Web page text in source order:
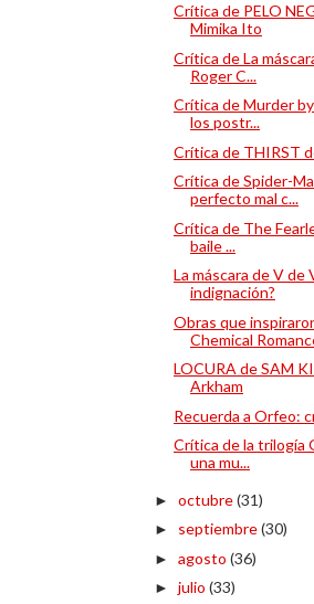
Crítica de PELO
Mimika Ito
Crítica de La
Roger C...
Crítica de Murder
los postr...
Crítica de THIRST
Crítica de Spider-
perfecto mal c...
Crítica de The
baile ...
La máscara de V
indignación?
Obras que
Chemical
LOCURA de SAM
Arkham
Recuerda a Orfeo:
Crítica de la trilogía
una mu...
► octubre(31)
► septiembre(30)
► agosto (36)
► julio (33)